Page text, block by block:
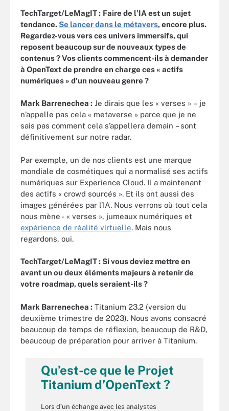
TechTarget/LeMagIT : Faire de l’IA est un sujet
tendance. Se lancer dans le métavers, encore plus.
Regardez-vous vers ces univers immersifs, qui
reposent beaucoup sur de nouveaux types de
contenus ? Vos clients commencent-ils à demander
à OpenText de prendre en charge ces « actifs
numériques » d’un nouveau genre ?
Mark Barrenechea : Je dirais que les « verses » – je
n’appelle pas cela « metaverse » parce que je ne
sais pas comment cela s’appellera demain – sont
définitivement sur notre radar.
Par exemple, un de nos clients est une marque
mondiale de cosmétiques qui a normalisé ses actifs
numériques sur Experience Cloud. Il a maintenant
des actifs « crowd sourcés ». Et ils ont aussi des
images générées par l’IA. Nous verrons où tout cela
nous mène - « verses », jumeaux numériques et
expérience de réalité virtuelle. Mais nous
regardons, oui.
TechTarget/LeMagIT : Si vous deviez mettre en
avant un ou deux éléments majeurs à retenir de
votre roadmap, quels seraient-ils ?
Mark Barrenechea : Titanium 23.2 (version du
deuxième trimestre de 2023). Nous avons consacré
beaucoup de temps de réflexion, beaucoup de R&D,
beaucoup de préparation pour arriver à Titanium.
Qu’est-ce que le Projet
Titanium d’OpenText ?
Lors d’un échange avec les analystes